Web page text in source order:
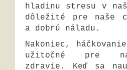
hladinu stresu v
dôležité pre naše
a dobrú náladu.
Nakoniec,
užitočné pre
zdravie. Keď sa